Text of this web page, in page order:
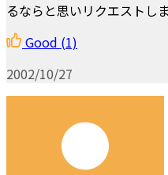
るならと思いリクエストし
Good (1)
2002/10/27